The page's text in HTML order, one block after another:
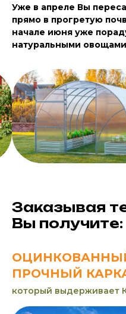
Уже в апреле Вы
прямо в прогретую
начале июня уже
натуральными овощами
Заказывая
Вы получите:
ПРОЧНЫЙ
который выдерживает